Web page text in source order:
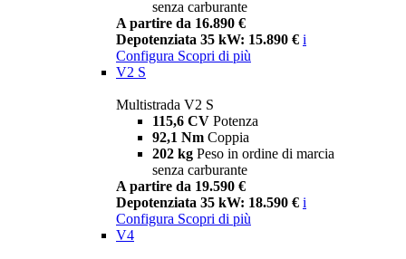
senza carburante
A partire da 16.890 €
Depotenziata 35 kW: 15.890 € i
Configura Scopri di più
V2 S
Multistrada V2 S
115,6 CV Potenza
92,1 Nm Coppia
202 kg Peso in ordine di marcia
senza carburante
A partire da 19.590 €
Depotenziata 35 kW: 18.590 € i
Configura Scopri di più
V4